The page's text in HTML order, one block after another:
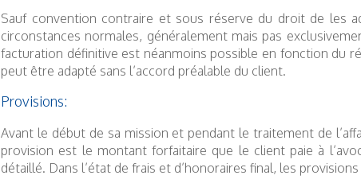
Sauf convention contraire et sous réserve du droit de les
circonstances normales, généralement mais pas
facturation définitive est néanmoins possible en fonction du
peut être adapté sans l’accord préalable du client.
Provisions:
Avant le début de sa mission et pendant le traitement de
provision est le montant forfaitaire que le client paie à
détaillé. Dans l’état de frais et d’honoraires final, les